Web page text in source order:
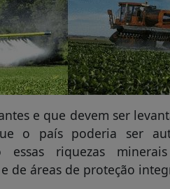
e que devem ser
o país poderia ser
essas riquezas
de áreas de proteção